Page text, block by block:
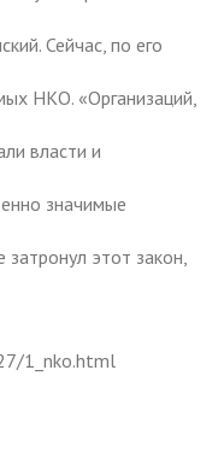
Сейчас, по его
НКО. «Организаций,
власти и
значимые
этот закон,
1_nko.html